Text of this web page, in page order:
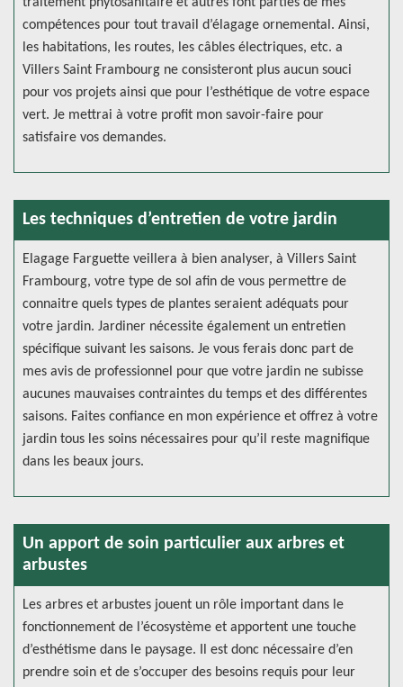
compétences pour tout travail d’élagage ornemental. Ainsi,
les habitations, les routes, les câbles électriques, etc. a
Villers Saint Frambourg ne consisteront plus aucun souci
pour vos projets ainsi que pour l’esthétique de votre espace
vert. Je mettrai à votre profit mon savoir-faire pour
satisfaire vos demandes.
Les techniques d’entretien de votre jardin
Elagage Farguette veillera à bien analyser, à Villers Saint
Frambourg, votre type de sol afin de vous permettre de
connaitre quels types de plantes seraient adéquats pour
votre jardin. Jardiner nécessite également un entretien
spécifique suivant les saisons. Je vous ferais donc part de
mes avis de professionnel pour que votre jardin ne subisse
aucunes mauvaises contraintes du temps et des différentes
saisons. Faites confiance en mon expérience et offrez à votre
jardin tous les soins nécessaires pour qu’il reste magnifique
dans les beaux jours.
Un apport de soin particulier aux arbres et
arbustes
Les arbres et arbustes jouent un rôle important dans le
fonctionnement de l’écosystème et apportent une touche
d’esthétisme dans le paysage. Il est donc nécessaire d’en
prendre soin et de s’occuper des besoins requis pour leur